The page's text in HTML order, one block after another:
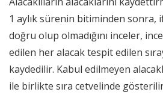
1 aylık sürenin bitiminden sonra,
doğru olup olmadığını inceler,
edilen her alacak tespit edilen
kaydedilir. Kabul edilmeyen
ile birlikte sıra cetvelinde